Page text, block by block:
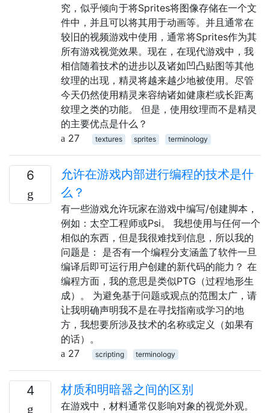
究，似乎倾向于将Sprites将图像存储在一个文
件中，并且可以将其用于动画等。并且通常在
较旧的视频游戏中使用，通常将Sprites作为其
所有游戏视觉效果。现在，在现代游戏中，我
相信随着技术的进步以及诸如凹凸贴图等其他
纹理的出现，精灵将越来越少地被使用。尽管
今天仍然使用精灵来容纳诸如健康栏或长距离
纹理之类的功能。 但是，使用纹理而不是精灵
的主要优点是什么？
27
textures sprites terminology
6
允许在游戏内部进行编程的技术是什
么？
有一些游戏允许玩家在游戏中编写/创建脚本，
例如：太空工程师或Psi。 我想使用与任何一个
相似的东西，但是我很难找到信息，所以我的
问题是： 是否有一个编程分支涵盖了软件一旦
编译后即可运行用户创建的新代码的能力？ 在
编程方面，我的意思是类似PTG（过程地形生
成）。 为避免基于问题或观点的范围太广，请
让我明确声明我不是在寻找指南或学习的地
方，我想要所涉及技术的名称或定义（如果有
的话）。
27
scripting terminology
4 材质和明暗器之间的区别
在游戏中，材料通常仅影响对象的视觉外观。